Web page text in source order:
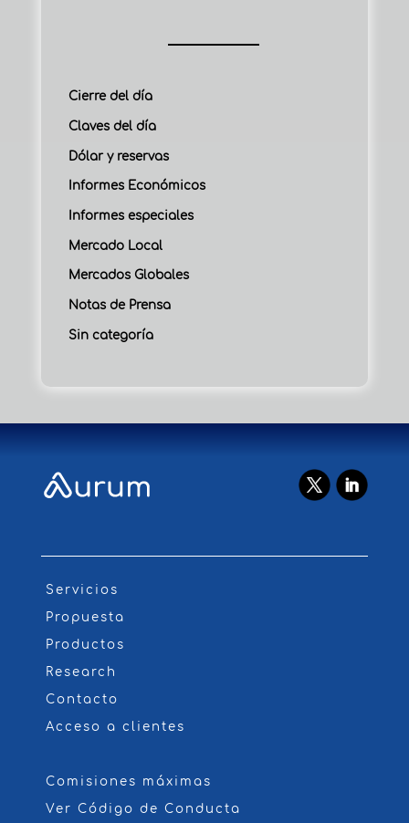
Cierre del día
Claves del día
Dólar y reservas
Informes Económicos
Informes especiales
Mercado Local
Mercados Globales
Notas de Prensa
Sin categoría
Servicios
Propuesta
Productos
Research
Contacto
Acceso a clientes
Comisiones máximas
Ver Código de Conducta